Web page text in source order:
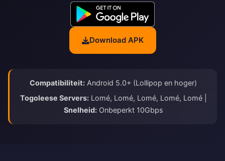
Download APK
Compatibiliteit: Android 5.0+ (Lollipop en hoger)
Togoleese Servers:Lomé, Lomé, Lomé, Lomé, Lomé |
Snelheid:Onbeperkt 10Gbps